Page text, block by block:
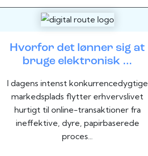
Hvorfor det lønner sig at
bruge elektronisk ...
I dagens intenst konkurrencedygtige
markedsplads flytter erhvervslivet
hurtigt til online-transaktioner fra
ineffektive, dyre, papirbaserede
proces...